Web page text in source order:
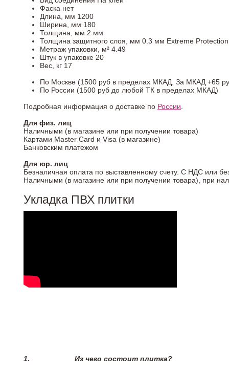
Фаска нет
Длина, мм 1200
Ширина, мм 180
Толщина, мм 2 мм
Толщина защитного слоя, мм 0.3 мм Extreme Protection
Метраж упаковки, м² 4.49
Штук в упаковке 20
Вес, кг 17
По Москве (1500 руб в пределах МКАД. За МКАД +65
По России (1500 руб до любой ТК в пределах МКАД)
Подробная информация о доставке по России.
Для физ. лиц
Наличными (в магазине или при получении товара)
Картами Master Card и Visa (в магазине)
Банковским платежом
Для юр. лиц
Безналичная оплата по выставленному счету. С НДС или
Наличными (в магазине или при получении товара), при
Укладка ПВХ плитки
1. Из чего состоит плитка?